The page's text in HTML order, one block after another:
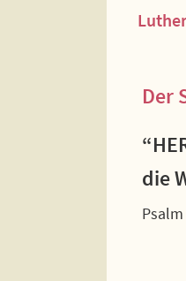
Luther
Der
die